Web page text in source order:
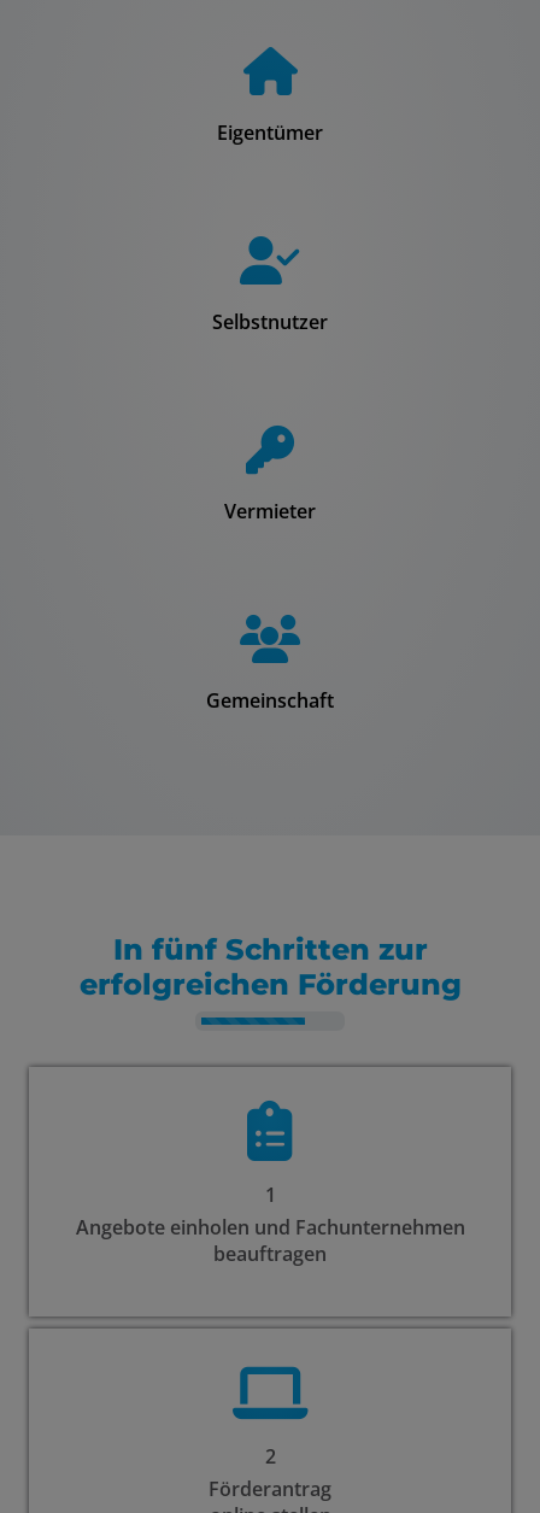
Eigentümer
Selbstnutzer
Vermieter
Gemeinschaft
In fünf Schritten zur
erfolgreichen Förderung
1
Angebote einholen und Fachunternehmen
beauftragen
2
Förderantrag